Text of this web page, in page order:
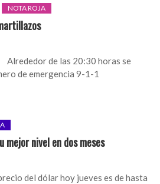
NOTA ROJA
de las 20:30 horas se
de emergencia 9-1-1
mejor nivel en dos meses
del dólar hoy jueves es de hasta